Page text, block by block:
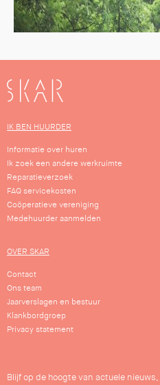
SKAR
IK BEN HUURDER
Informatie over huren
Ik zoek een andere werkruimte
Reparatieverzoek
FAQ servicekosten
Coöperatieve vereniging
Medehuurder aanmelden
OVER SKAR
Contact
Ons team
Jaarverslagen en bestuur
Klankbordgroep
Privacy statement
Blijf op de hoogte van actuele nieuws,